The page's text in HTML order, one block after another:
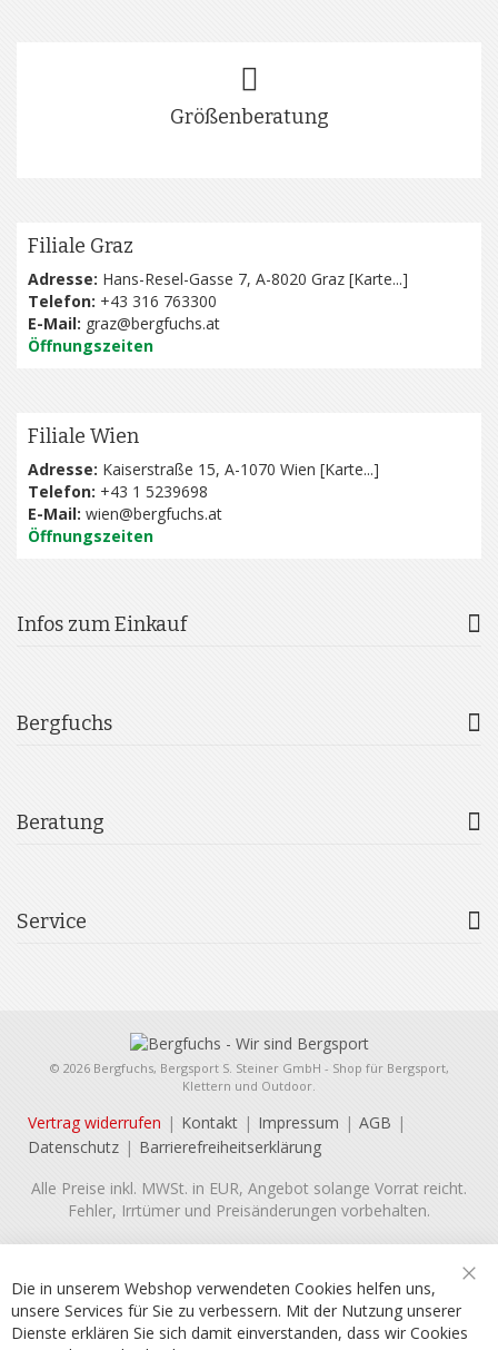
Größenberatung
Filiale Graz
Adresse: Hans-Resel-Gasse 7, A-8020 Graz [Karte...]
Telefon: +43 316 763300
E-Mail: graz@bergfuchs.at
Öffnungszeiten
Filiale Wien
Adresse: Kaiserstraße 15, A-1070 Wien [Karte...]
Telefon: +43 1 5239698
E-Mail: wien@bergfuchs.at
Öffnungszeiten
Infos zum Einkauf
Bergfuchs
Beratung
Service
© 2026 Bergfuchs, Bergsport S. Steiner GmbH - Shop für Bergsport,
Klettern und Outdoor.
Vertrag widerrufen Kontakt Impressum
AGB
Datenschutz
Barrierefreiheitserklärung
Alle Preise inkl. MWSt. in EUR, Angebot solange Vorrat reicht.
Fehler, Irrtümer und Preisänderungen vorbehalten.
Die in unserem Webshop verwendeten Cookies helfen uns,
unsere Services für Sie zu verbessern. Mit der Nutzung unserer
Dienste erklären Sie sich damit einverstanden, dass wir Cookies